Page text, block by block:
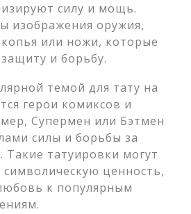
силу и мощь.
изображения оружия,
или ножи, которые
и борьбу.
темой для тату на
герои комиксов и
Супермен или Бэтмен
силы и борьбы за
Такие татуировки могут
символическую ценность,
к популярным